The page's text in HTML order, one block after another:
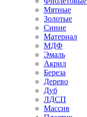
Мятные
Золотые
Синие
Материал
МДФ
Эмаль
Акрил
Береза
Дерево
Дуб
ЛДСП
Массив